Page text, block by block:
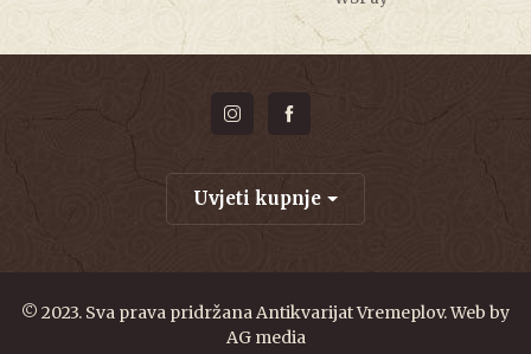
Uvjeti kupnje
© 2023. Sva prava pridržana Antikvarijat Vremeplov. Web by
AG media